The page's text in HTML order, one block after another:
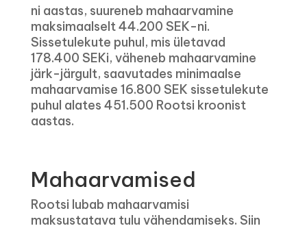
ni aastas, suureneb mahaarvamine
maksimaalselt 44.200 SEK-ni.
Sissetulekute puhul, mis ületavad
178.400 SEKi, väheneb mahaarvamine
järk-järgult, saavutades minimaalse
mahaarvamise 16.800 SEK sissetulekute
puhul alates 451.500 Rootsi kroonist
aastas.
Mahaarvamised
Rootsi lubab mahaarvamisi
maksustatava tulu vähendamiseks. Siin